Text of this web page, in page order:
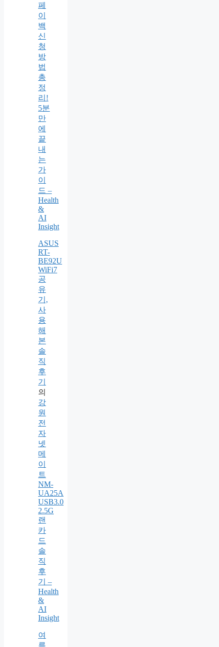
페
이
백
신
청
방
법
총
정
리!
5분
만
에
끝
내
는
가
이
드 –
Health
&
AI
Insight
ASUS
RT-
BE92U
WiFi7
공
유
기,
사
용
해
본
솔
직
후
기
의
강
원
전
자
넷
메
이
트
NM-
UA25A
USB3.0
2.5G
랜
카
드
솔
직
후
기 –
Health
&
AI
Insight
여
름